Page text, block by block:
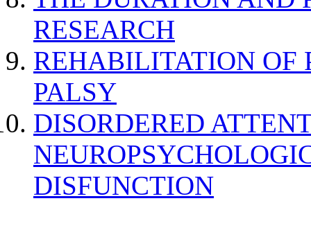
RESEARCH
REHABILITATION OF
PALSY
DISORDERED
DISFUNCTION